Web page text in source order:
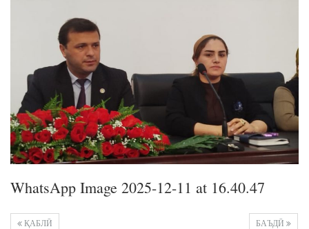
WhatsApp Image 2025-12-11 at 16.40.47
БАЪДӢ
ҚАБЛӢ